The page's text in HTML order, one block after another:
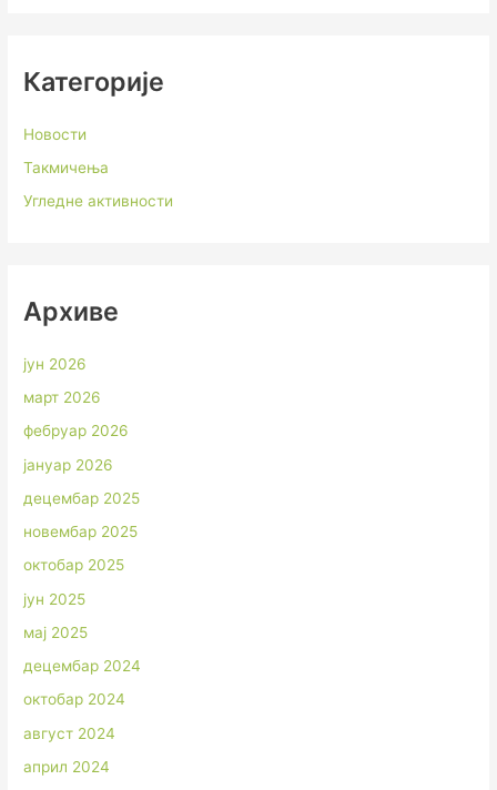
Категорије
Новости
Такмичења
Угледне активности
Архиве
јун 2026
март 2026
фебруар 2026
јануар 2026
децембар 2025
новембар 2025
октобар 2025
јун 2025
мај 2025
децембар 2024
октобар 2024
август 2024
април 2024